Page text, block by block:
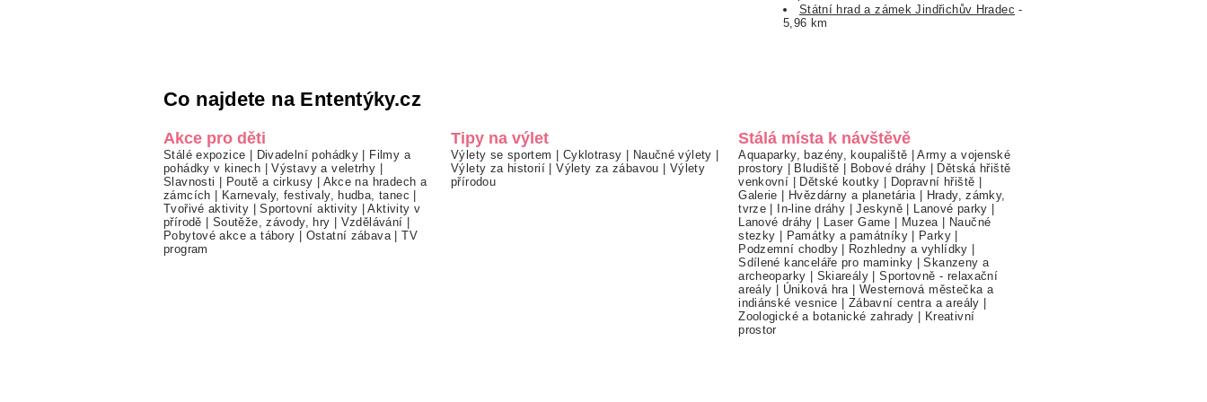
Státní hrad a zámek Jindřichův Hradec -
5,96 km
Co najdete na Ententýky.cz
Akce pro děti
Stálé expozice | Divadelní pohádky | Filmy a
pohádky v kinech |Výstavy a veletrhy |
Slavnosti | Poutě a cirkusy | Akce na hradech a
zámcích | Karnevaly, festivaly, hudba, tanec |
Tvořivé aktivity |Sportovní aktivity |Aktivity v
přírodě | Soutěže, závody, hry | Vzdělávání |
Pobytové akce a tábory | Ostatní zábava |TV
program
Tipy na výlet
Výlety se sportem | Cyklotrasy | Naučné výlety |
Výlety za historií |Výlety za zábavou | Výlety
přírodou
Stálá místa k návštěvě
Aquaparky, bazény, koupaliště |Army a vojenské
prostory | Bludiště | Bobové dráhy | Dětská hřiště
venkovní | Dětské koutky | Dopravní hřiště |
Galerie | Hvězdárny a planetária | Hrady, zámky,
tvrze | In-line dráhy |Jeskyně | Lanové parky |
Lanové dráhy | Laser Game | Muzea | Naučné
stezky | Památky a památníky| Parky |
Podzemní chodby| Rozhledny a vyhlídky |
Sdílené kanceláře pro maminky |Skanzeny a
archeoparky | Skiareály |Sportovně - relaxační
areály | Úniková hra |Westernová městečka a
indiánské vesnice | Zábavní centra a areály |
Zoologické a botanické zahrady | Kreativní
prostor